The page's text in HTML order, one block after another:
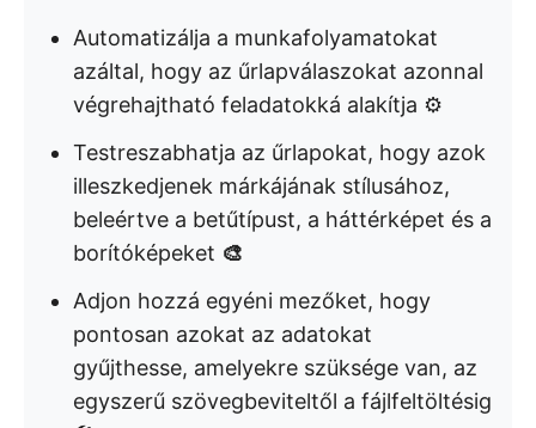
Automatizálja a munkafolyamatokat
azáltal, hogy az űrlapválaszokat azonnal
végrehajtható feladatokká alakítja ⚙️
Testreszabhatja az űrlapokat, hogy azok
illeszkedjenek márkájának stílusához,
beleértve a betűtípust, a háttérképet és a
borítóképeket 🎨
Adjon hozzá egyéni mezőket, hogy
pontosan azokat az adatokat
gyűjthesse, amelyekre szüksége van, az
egyszerű szövegbeviteltől a fájlfeltöltésig